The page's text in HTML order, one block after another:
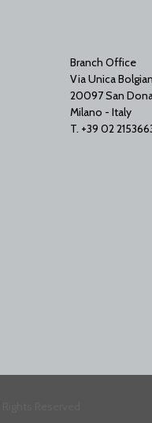
Branch Office
Via Unica
20097 San
Milano - Italy
T. +39 02